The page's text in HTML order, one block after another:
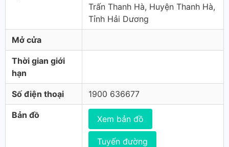
Trấn Thanh Hà, Huyện Thanh Hà,
Tỉnh Hải Dương
Mở cửa
Thời gian giới
hạn
Số điện thoại 1900 636677
Bản đồ Xem bản đồ
Tuyến đường